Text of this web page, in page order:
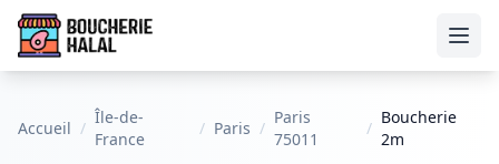
Accueil /
Île-de-
France
/ Paris /
Paris
75011
/
Boucherie
2m